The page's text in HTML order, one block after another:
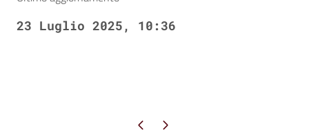
23 Luglio 2025, 10:36
Pagina precedente
Pagina successiva